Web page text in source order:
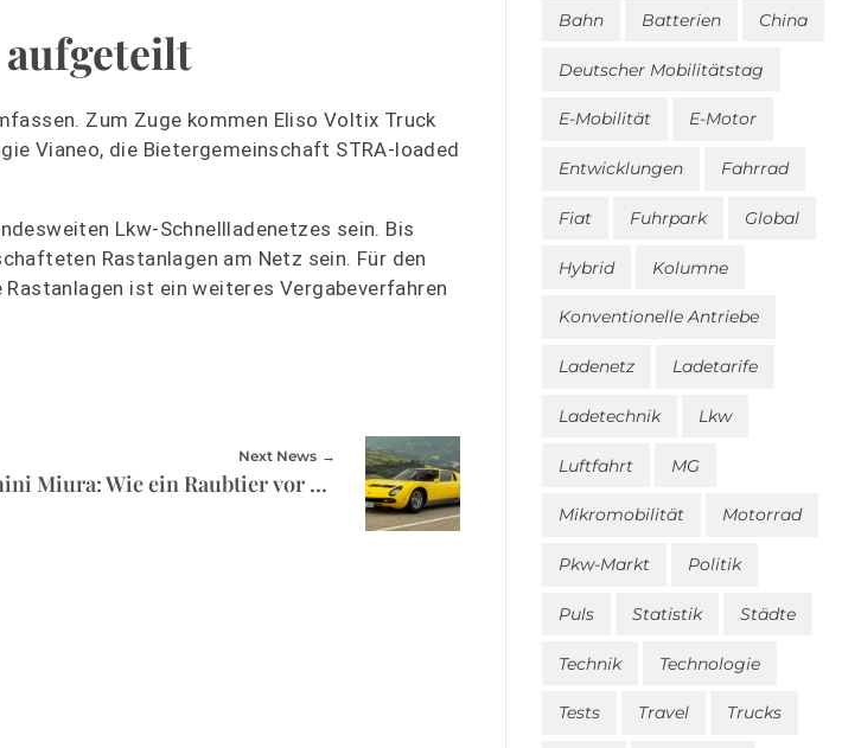
Zum Zuge kommen Eliso Voltix Truck
Vianeo, die Bietergemeinschaft STRA-loaded
Lkw-Schnellladenetzes sein. Bis
Rastanlagen am Netz sein. Für den
ist ein weiteres Vergabeverfahren
Next News
Lamborghini Miura: Wie ein Raubtier vor dem Sprung
Bahn Batterien China
Deutscher Mobilitätstag
E-Mobilität E-Motor
Entwicklungen Fahrrad
Fiat Fuhrpark Global
Hybrid Kolumne
Konventionelle Antriebe
Ladenetz Ladetarife
Ladetechnik Lkw
Luftfahrt MG
Mikromobilität Motorrad
Pkw-Markt Politik
Puls Statistik Städte
Technik Technologie
Tests Travel Trucks